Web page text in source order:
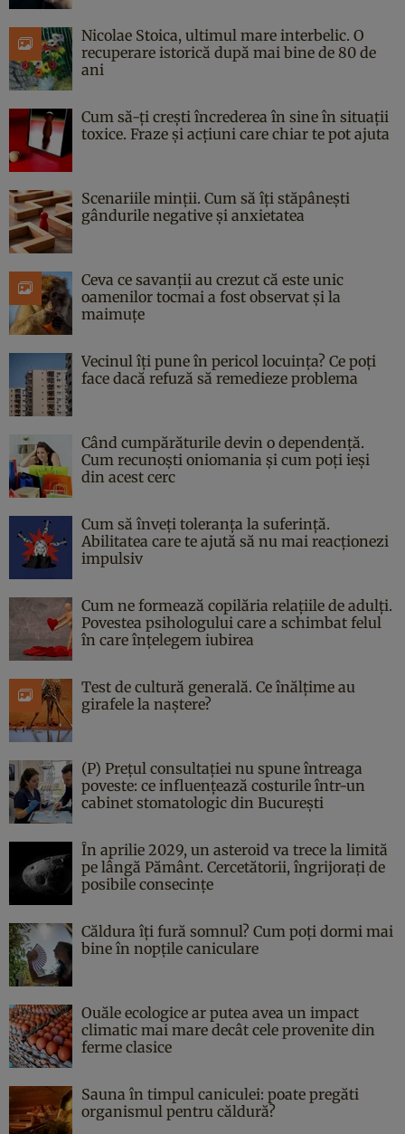
Nicolae Stoica, ultimul mare interbelic. O
recuperare istorică după mai bine de 80 de
ani
Cum să-ți crești încrederea în sine în situații
toxice. Fraze și acțiuni care chiar te pot ajuta
Scenariile minții. Cum să îți stăpânești
gândurile negative și anxietatea
Ceva ce savanții au crezut că este unic
oamenilor tocmai a fost observat și la
maimuțe
Vecinul îți pune în pericol locuința? Ce poți
face dacă refuză să remedieze problema
Când cumpărăturile devin o dependență.
Cum recunoști oniomania și cum poți ieși
din acest cerc
Cum să înveți toleranța la suferință.
Abilitatea care te ajută să nu mai reacționezi
impulsiv
Cum ne formează copilăria relațiile de adulți.
Povestea psihologului care a schimbat felul
în care înțelegem iubirea
Test de cultură generală. Ce înălțime au
girafele la naștere?
(P) Prețul consultației nu spune întreaga
poveste: ce influențează costurile într-un
cabinet stomatologic din București
În aprilie 2029, un asteroid va trece la limită
pe lângă Pământ. Cercetătorii, îngrijorați de
posibile consecințe
Căldura îți fură somnul? Cum poți dormi mai
bine în nopțile caniculare
Ouăle ecologice ar putea avea un impact
climatic mai mare decât cele provenite din
ferme clasice
Sauna în timpul caniculei: poate pregăti
organismul pentru căldură?